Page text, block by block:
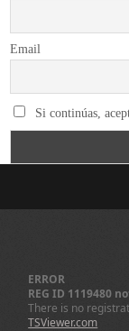
Email
Si continúas,
ERROR
REG ID 1119480
There is no
TSViewer.com